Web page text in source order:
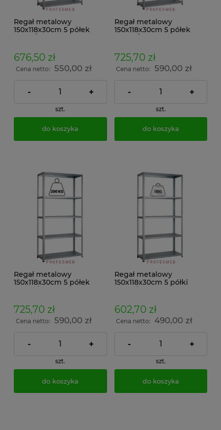
Regał metalowy
150x118x30cm 5 półek
dokumenty w archiwum i
do magazynu
676,50 zł
Cena netto: 550,00 zł
- +
szt.
do koszyka
Regał metalowy
150x118x30cm 5 półek
dokumenty w archiwum i
do magazynu
725,70 zł
Cena netto: 590,00 zł
- +
szt.
do koszyka
Regał metalowy
150x118x30cm 5 półek
dokumenty w archiwum i
do magazynu
725,70 zł
Cena netto: 590,00 zł
- +
szt.
do koszyka
Regał metalowy
150x118x30cm 5 półki
dokumenty w archiwum i
do magazynu
602,70 zł
Cena netto: 490,00 zł
- +
szt.
do koszyka